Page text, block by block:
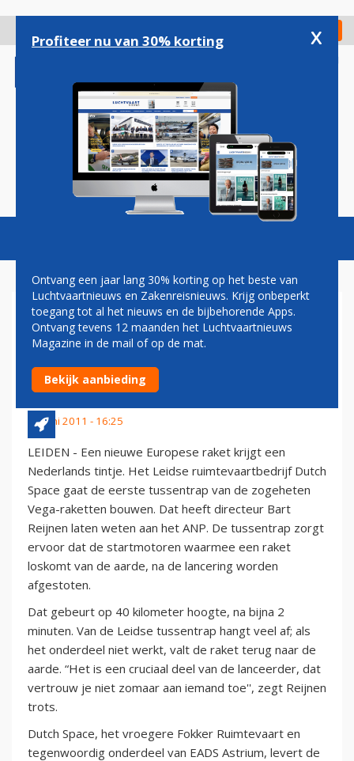
gaan
Check in
Magazine Podcasts Vacatures
NIEUWE EUROPESE VEGA-
RAKET KRIJGT NEDERLANDSE
TRAP
30 juni 2011 - 16:25
LEIDEN - Een nieuwe Europese raket krijgt een
Nederlands tintje. Het Leidse ruimtevaartbedrijf Dutch
Space gaat de eerste tussentrap van de zogeheten
Vega-raketten bouwen. Dat heeft directeur Bart
Reijnen laten weten aan het ANP. De tussentrap zorgt
ervoor dat de startmotoren waarmee een raket
loskomt van de aarde, na de lancering worden
afgestoten.
Dat gebeurt op 40 kilometer hoogte, na bijna 2
minuten. Van de Leidse tussentrap hangt veel af; als
het onderdeel niet werkt, valt de raket terug naar de
aarde. “Het is een cruciaal deel van de lanceerder, dat
vertrouw je niet zomaar aan iemand toe'', zegt Reijnen
trots.
Dutch Space, het vroegere Fokker Ruimtevaart en
tegenwoordig onderdeel van EADS Astrium, levert de
Profiteer nu van 30% korting x
Ontvang een jaar lang 30% korting op het beste van
Luchtvaartnieuws en Zakenreisnieuws. Krijg onbeperkt
toegang tot al het nieuws en de bijbehorende Apps.
Ontvang tevens 12 maanden het Luchtvaartnieuws
Magazine in de mail of op de mat.
Bekijk aanbieding